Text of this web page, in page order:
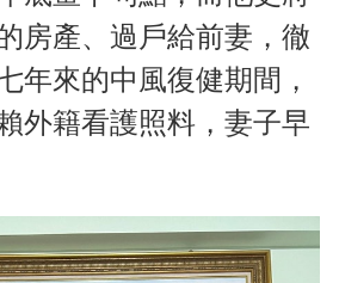
房產、過戶給前妻，徹
年來的中風復健期間，
外籍看護照料，妻子早